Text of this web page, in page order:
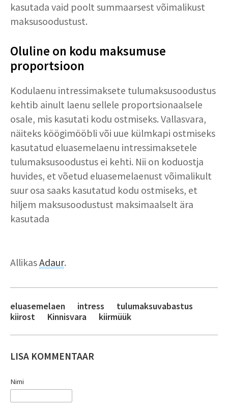
kasutada vaid poolt summaarsest võimalikust
maksusoodustust.
Oluline on kodu maksumuse
proportsioon
Kodulaenu intressimaksete tulumaksusoodustus
kehtib ainult laenu sellele proportsionaalsele
osale, mis kasutati kodu ostmiseks. Vallasvara,
näiteks köögimööbli või uue külmkapi ostmiseks
kasutatud eluasemelaenu intressimaksetele
tulumaksusoodustus ei kehti. Nii on koduostja
huvides, et võetud eluasemelaenust võimalikult
suur osa saaks kasutatud kodu ostmiseks, et
hiljem maksusoodustust maksimaalselt ära
kasutada
AllikasAdaur.
eluasemelaen intress
tulumaksuvabastus
kiirost
Kinnisvara kiirmüük
LISA KOMMENTAAR
Nimi